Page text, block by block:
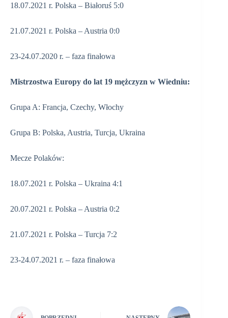
18.07.2021 r. Polska – Białoruś 5:0
21.07.2021 r. Polska – Austria 0:0
23-24.07.2020 r. – faza finałowa
Mistrzostwa Europy do lat 19 mężczyzn w Wiedniu:
Grupa A: Francja, Czechy, Włochy
Grupa B: Polska, Austria, Turcja, Ukraina
Mecze Polaków:
18.07.2021 r. Polska – Ukraina 4:1
20.07.2021 r. Polska – Austria 0:2
21.07.2021 r. Polska – Turcja 7:2
23-24.07.2021 r. – faza finałowa